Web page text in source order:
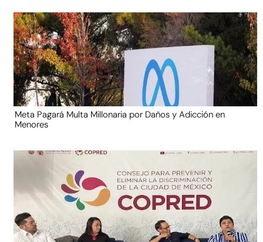
Meta Pagará Multa Millonaria por Daños y Adicción en
Menores